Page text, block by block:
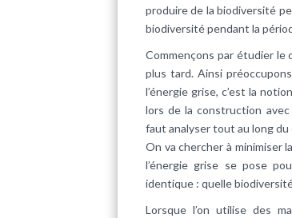
produire de la biodiversité
biodiversité pendant la
Commençons par étudier le
plus tard. Ainsi
l’énergie grise, c’est la
lors de la construction avec
faut analyser tout au long du
On va chercher à minimiser
l’énergie grise se pose
identique : quelle
Lorsque l’on utilise des